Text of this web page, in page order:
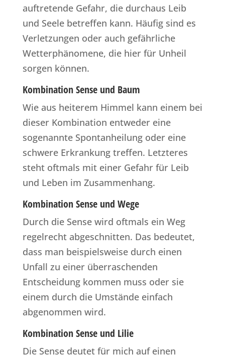
auftretende Gefahr, die durchaus Leib
und Seele betreffen kann. Häufig sind es
Verletzungen oder auch gefährliche
Wetterphänomene, die hier für Unheil
sorgen können.
Kombination Sense und Baum
Wie aus heiterem Himmel kann einem bei
dieser Kombination entweder eine
sogenannte Spontanheilung oder eine
schwere Erkrankung treffen. Letzteres
steht oftmals mit einer Gefahr für Leib
und Leben im Zusammenhang.
Kombination Sense und Wege
Durch die Sense wird oftmals ein Weg
regelrecht abgeschnitten. Das bedeutet,
dass man beispielsweise durch einen
Unfall zu einer überraschenden
Entscheidung kommen muss oder sie
einem durch die Umstände einfach
abgenommen wird.
Kombination Sense und Lilie
Die Sense deutet für mich auf einen